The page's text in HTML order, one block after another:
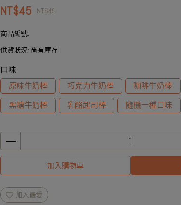
NT$45 NT$49
商品編號:
供貨狀況: 尚有庫存
口味
原味牛奶棒
巧克力牛奶棒 咖啡牛奶棒
黑糖牛奶棒
乳酪起司棒 隨機一種口味
加入購物車
加入最愛